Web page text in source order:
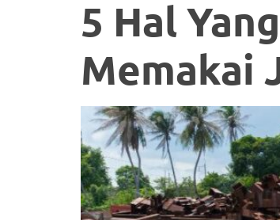
5 Hal
Memakai